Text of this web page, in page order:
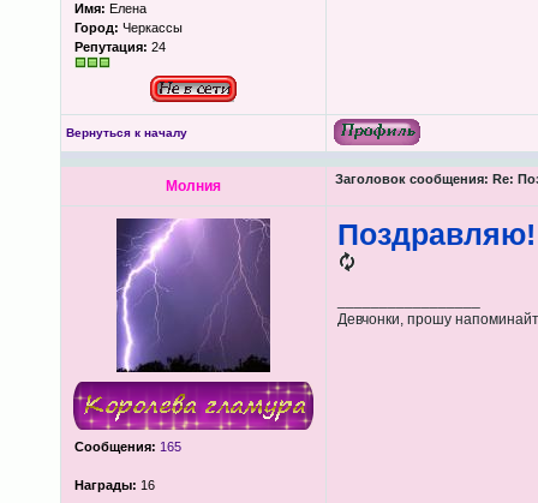
Имя: Елена
Город: Черкассы
Репутация: 24
Вернуться к началу
Молния Заголовок сообщения: Re:
Сообщения: 165
Награды: 16
Поздравляю!
Девчонки, прошу